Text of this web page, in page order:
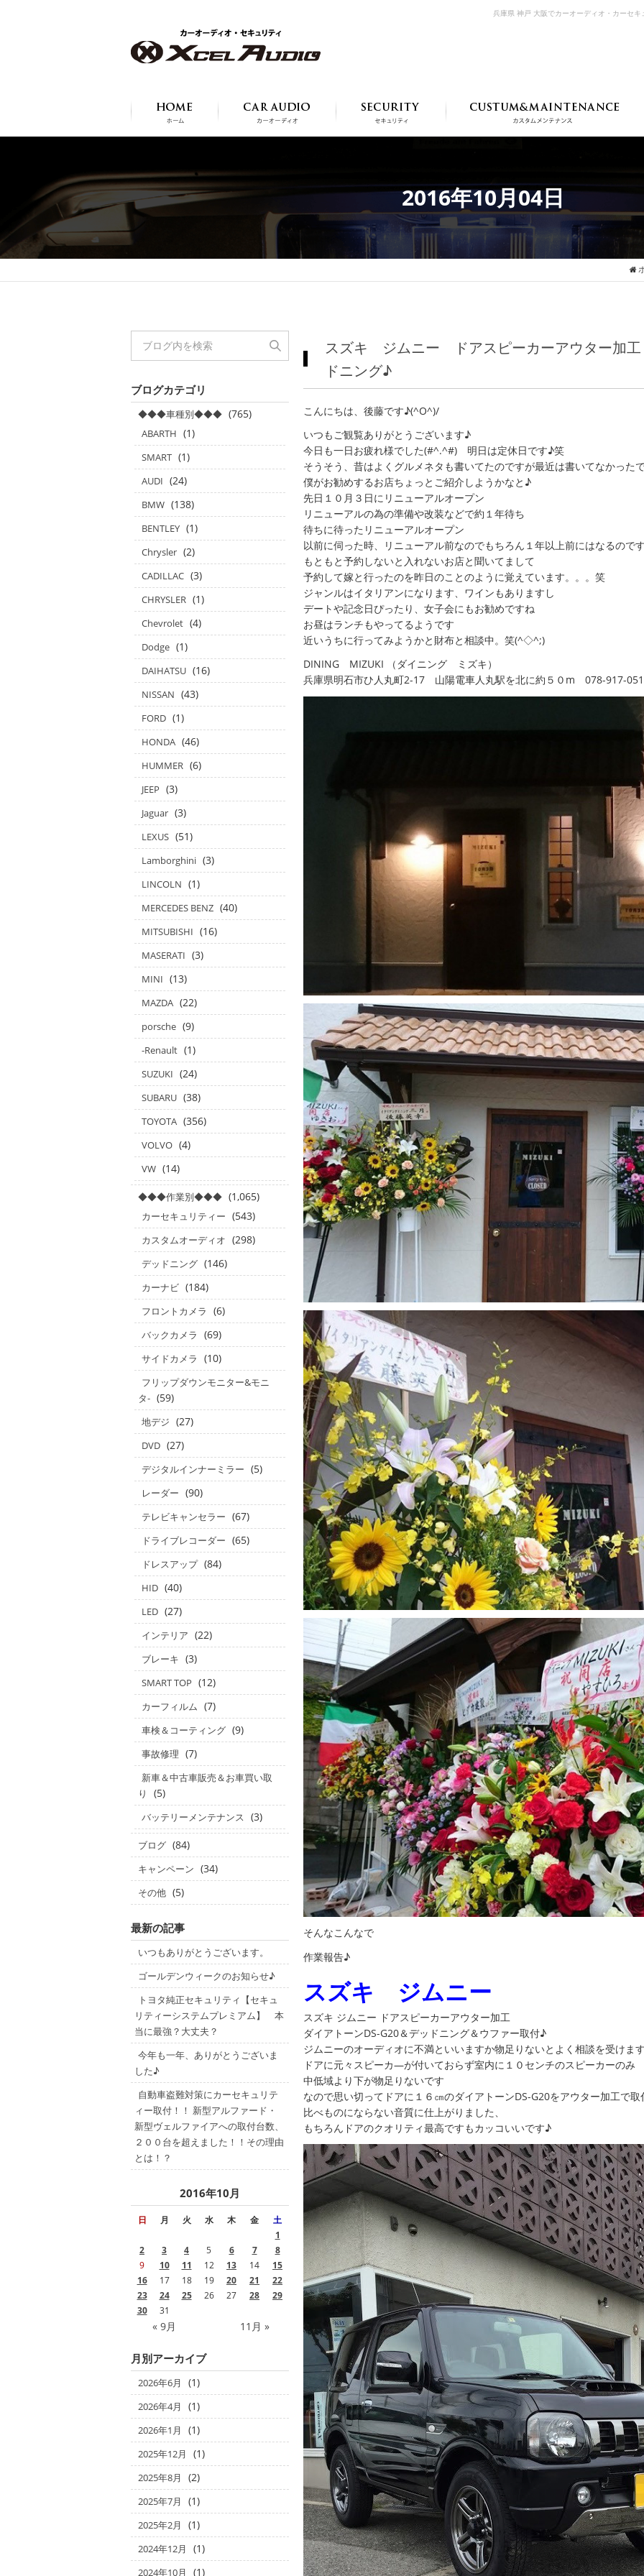
兵庫県 神戸 大阪でカーオーディオ・カーセ
2016年10月04日
スズキ ジムニー ドアスピーカーアウター加
ドニング♪
こんにちは、後藤です♪(^O^)/
いつもご観覧ありがとうございます♪
今日も一日お疲れ様でした(#^.^#) 明日は定休日です♪笑
そうそう、昔はよくグルメネタも書いてたのですが最近は書いてなかった
僕がお勧めするお店ちょっとご紹介しようかなと♪
先日１０月３日にリニューアルオープン
リニューアルの為の準備や改装などで約１年待ち
待ちに待ったリニューアルオープン
以前に伺った時、リニューアル前なのでもちろん１年以上前にはなるので
もともと予約しないと入れないお店と聞いてまして
予約して嫁と行ったのを昨日のことのように覚えています。。。笑
ジャンルはイタリアンになります、ワインもありますし
デートや記念日ぴったり、女子会にもお勧めですね
お昼はランチもやってるようです
近いうちに行ってみようかと財布と相談中。笑(^◇^;)
DINING MIZUKI （ダイニング ミズキ）
兵庫県明石市ひ人丸町2-17 山陽電車人丸駅を北に約５０m 078-917-
そんなこんなで
作業報告♪
スズキ ジムニー
スズキ ジムニー ドアスピーカーアウター加工
ダイアトーンDS-G20＆デッドニング＆ウファー取付♪
ジムニーのオーディオに不満といいますか物足りないとよく相談を受けま
ドアに元々スピーカ―が付いておらず室内に１０センチのスピーカーのみ
中低域より下が物足りないです
なので思い切ってドアに１６㎝のダイアトーンDS-G20をアウター加工で取
比べものにならない音質に仕上がりました、
もちろんドアのクオリティ最高ですもカッコいいです♪
ブログカテゴリ
◆◆◆車種別◆◆◆ (765)
ABARTH (1)
SMART (1)
AUDI (24)
BMW (138)
BENTLEY (1)
Chrysler (2)
CADILLAC (3)
CHRYSLER (1)
Chevrolet (4)
Dodge (1)
DAIHATSU (16)
NISSAN (43)
FORD (1)
HONDA (46)
HUMMER (6)
JEEP (3)
Jaguar (3)
LEXUS (51)
Lamborghini (3)
LINCOLN (1)
MERCEDES BENZ (40)
MITSUBISHI (16)
MASERATI (3)
MINI (13)
MAZDA (22)
porsche (9)
-Renault (1)
SUZUKI (24)
SUBARU (38)
TOYOTA (356)
VOLVO (4)
VW (14)
◆◆◆作業別◆◆◆ (1,065)
カーセキュリティー (543)
カスタムオーディオ (298)
デッドニング (146)
カーナビ (184)
フロントカメラ (6)
バックカメラ (69)
サイドカメラ (10)
フリップダウンモニター&モニ
タ‐ (59)
地デジ (27)
DVD (27)
デジタルインナーミラー (5)
レーダー (90)
テレビキャンセラー (67)
ドライブレコーダー (65)
ドレスアップ (84)
HID (40)
LED (27)
インテリア (22)
ブレーキ (3)
SMART TOP (12)
カーフィルム (7)
車検＆コーティング (9)
事故修理 (7)
新車＆中古車販売＆お車買い取
り
(5)
バッテリーメンテナンス (3)
ブログ (84)
キャンペーン (34)
その他 (5)
最新の記事
いつもありがとうございます。
ゴールデンウィークのお知らせ♪
トヨタ純正セキュリティ【セキュ
リティーシステムプレミアム】 本
当に最強？大丈夫？
今年も一年、ありがとうございま
した♪
自動車盗難対策にカーセキュリテ
ィー取付！！ 新型アルファード・
新型ヴェルファイアへの取付台数、
２００台を超えました！！その理由
とは！？
2016年10月
日 月 火 水 木 金 土
« 9月 11月 »
1
2
3 4 5 6 7
8
9
10 11 12 13 14
15
16
17 18 19 20 21
22
23
24 25 26 27 28
29
30
31
月別アーカイブ
2026年6月 (1)
2026年4月 (1)
2026年1月 (1)
2025年12月 (1)
2025年8月 (2)
2025年7月 (1)
2025年2月 (1)
2024年12月 (1)
2024年10月 (1)